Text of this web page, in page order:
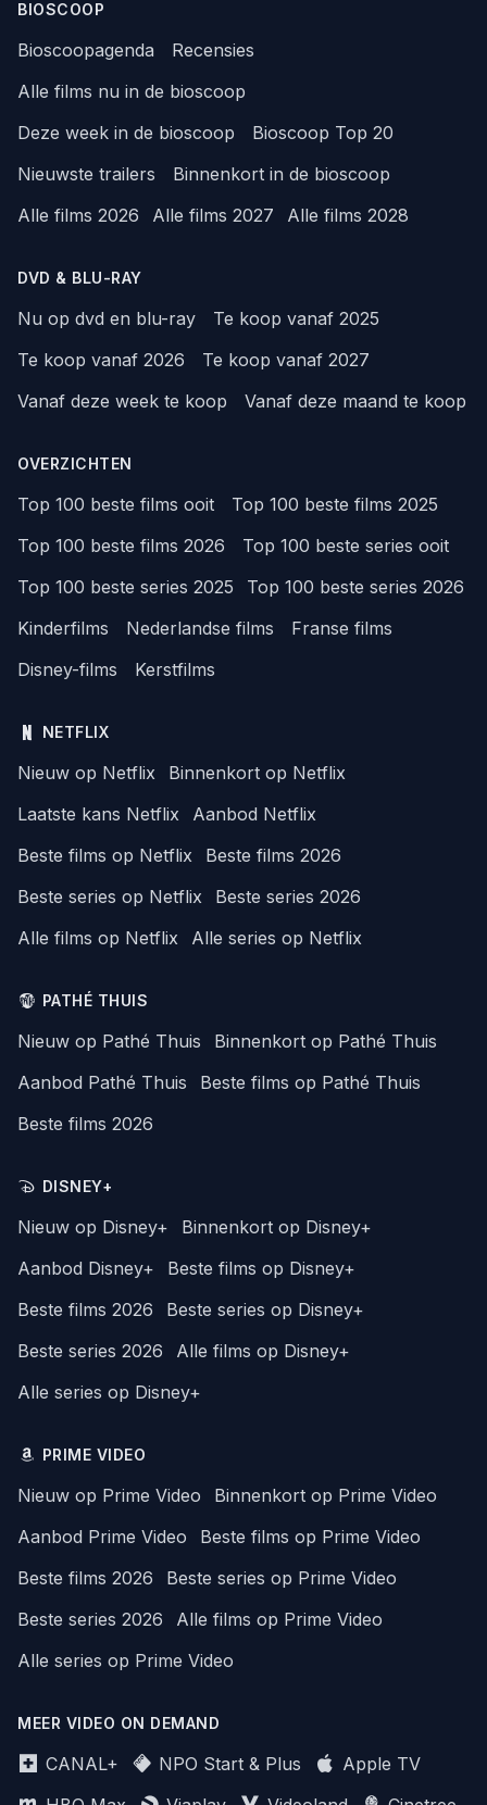
BIOSCOOP
Bioscoopagenda
Recensies
Alle films nu in de bioscoop
Deze week in de bioscoop
Bioscoop Top 20
Nieuwste trailers
Binnenkort in de bioscoop
Alle films 2026
Alle films 2027 Alle films 2028
DVD & BLU-RAY
Nu op dvd en blu-ray
Te koop vanaf 2025
Te koop vanaf 2026
Te koop vanaf 2027
Vanaf deze week te koop
Vanaf deze maand te koop
OVERZICHTEN
Top 100 beste films ooit
Top 100 beste films 2025
Top 100 beste films 2026
Top 100 beste series ooit
Top 100 beste series 2025
Top 100 beste series 2026
Kinderfilms
Nederlandse films
Franse films
Disney-films
Kerstfilms
NETFLIX
Nieuw op Netflix
Binnenkort op Netflix
Laatste kans Netflix
Aanbod Netflix
Beste films op Netflix
Beste films 2026
Beste series op Netflix
Beste series 2026
Alle films op Netflix
Alle series op Netflix
PATHÉ THUIS
Nieuw op Pathé Thuis
Binnenkort op Pathé Thuis
Aanbod Pathé Thuis
Beste films op Pathé Thuis
Beste films 2026
DISNEY+
Nieuw op Disney+
Binnenkort op Disney+
Aanbod Disney+
Beste films op Disney+
Beste films 2026
Beste series op Disney+
Beste series 2026
Alle films op Disney+
Alle series op Disney+
PRIME VIDEO
Nieuw op Prime Video
Binnenkort op Prime Video
Aanbod Prime Video
Beste films op Prime Video
Beste films 2026
Beste series op Prime Video
Beste series 2026
Alle films op Prime Video
Alle series op Prime Video
MEER VIDEO ON DEMAND
CANAL+ NPO Start & Plus
Apple TV